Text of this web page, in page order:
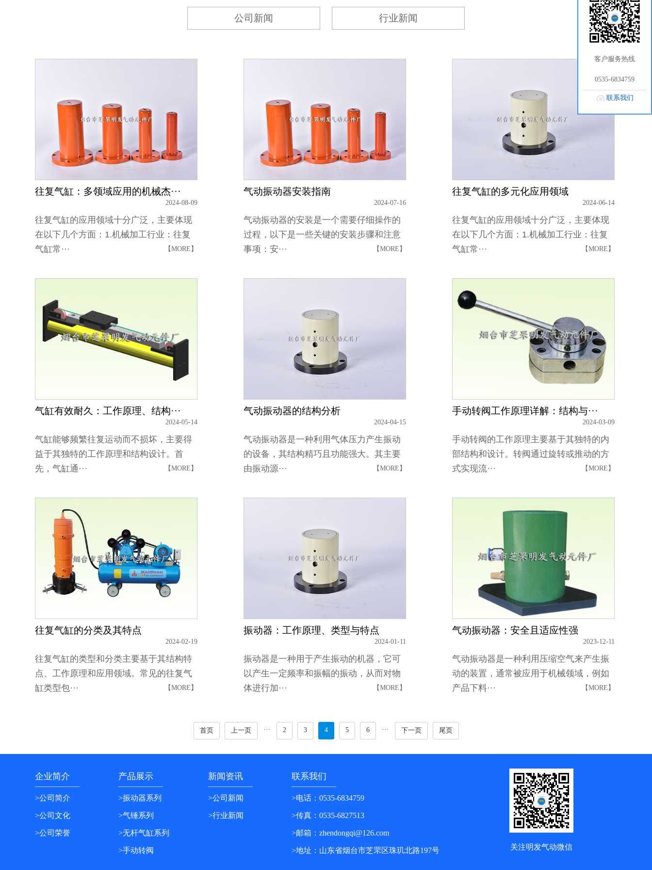
公司新闻 行业新闻
往复气缸：多领域应用的机械杰···
2024-08-09
往复气缸的应用领域十分广泛，主要体现
在以下几个方面：1.机械加工行业：往复
气缸常···
【MORE】
气动振动器安装指南
2024-07-16
气动振动器的安装是一个需要仔细操作的
过程，以下是一些关键的安装步骤和注意
事项：安···
【MORE】
往复气缸的多元化应用领域
2024-06-14
往复气缸的应用领域十分广泛，主要体现
在以下几个方面：1.机械加工行业：往复
气缸常···
【MORE】
气缸有效耐久：工作原理、结构···
2024-05-14
气缸能够频繁往复运动而不损坏，主要得
益于其独特的工作原理和结构设计。首
先，气缸通···
【MORE】
气动振动器的结构分析
2024-04-15
气动振动器是一种利用气体压力产生振动
的设备，其结构精巧且功能强大。其主要
由振动源···
【MORE】
手动转阀工作原理详解：结构与···
2024-03-09
手动转阀的工作原理主要基于其独特的内
部结构和设计。转阀通过旋转或推动的方
式实现流···
【MORE】
往复气缸的分类及其特点
2024-02-19
往复气缸的类型和分类主要基于其结构特
点、工作原理和应用领域。常见的往复气
缸类型包···
【MORE】
振动器：工作原理、类型与特点
2024-01-11
振动器是一种用于产生振动的机器，它可
以产生一定频率和振幅的振动，从而对物
体进行加···
【MORE】
气动振动器：安全且适应性强
2023-12-11
气动振动器是一种利用压缩空气来产生振
动的装置，通常被应用于机械领域，例如
产品下料···
【MORE】
首页 上一页 ··· 2 3 4 5 6 ··· 下一页 尾页
企业简介
>公司简介
>公司文化
>公司荣誉
产品展示
>振动器系列
>气锤系列
>无杆气缸系列
>手动转阀
新闻资讯
>公司新闻
>行业新闻
联系我们
>电话：0535-6834759
>传真：0535-6827513
>邮箱：zhendongqi@126.com
>地址：山东省烟台市芝罘区珠玑北路197号 关注明发气动微信
客户服务热线
0535-6834759
联系我们